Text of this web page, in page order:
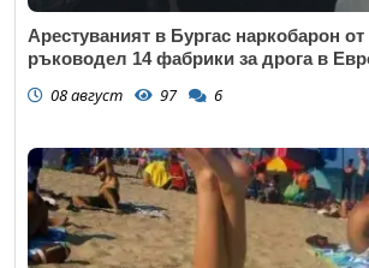
Арестуваният в Бургас наркобарон от
ръководел 14 фабрики за дрога в
08 август 97 6